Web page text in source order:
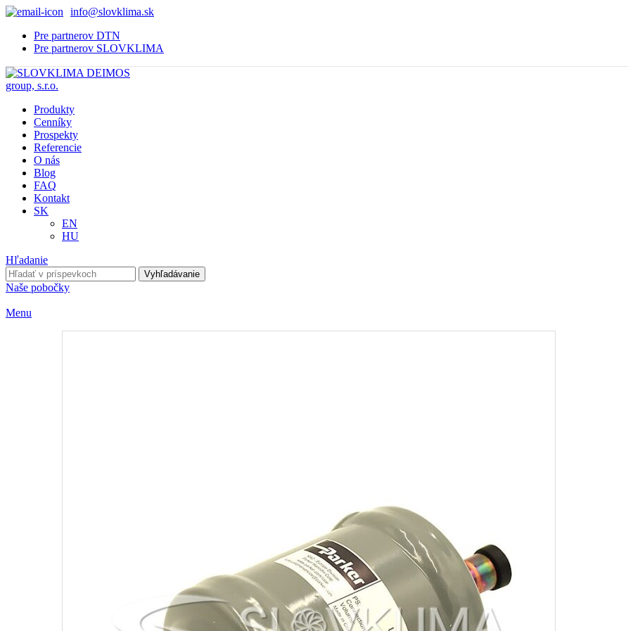
info@slovklima.sk
Pre partnerov DTN
Pre partnerov SLOVKLIMA
Produkty
Cenníky
Prospekty
Referencie
O nás
Blog
FAQ
Kontakt
SK
EN
HU
Hľadanie
Vyhľadávanie
Naše pobočky
Menu